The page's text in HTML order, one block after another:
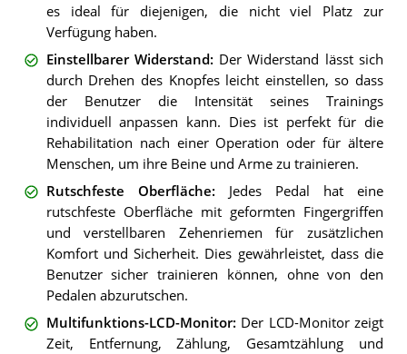
es ideal für diejenigen, die nicht viel Platz zur
Verfügung haben.
Einstellbarer Widerstand: Der Widerstand lässt sich
durch Drehen des Knopfes leicht einstellen, so dass
der Benutzer die Intensität seines Trainings
individuell anpassen kann. Dies ist perfekt für die
Rehabilitation nach einer Operation oder für ältere
Menschen, um ihre Beine und Arme zu trainieren.
Rutschfeste Oberfläche: Jedes Pedal hat eine
rutschfeste Oberfläche mit geformten Fingergriffen
und verstellbaren Zehenriemen für zusätzlichen
Komfort und Sicherheit. Dies gewährleistet, dass die
Benutzer sicher trainieren können, ohne von den
Pedalen abzurutschen.
Multifunktions-LCD-Monitor: Der LCD-Monitor zeigt
Zeit, Entfernung, Zählung, Gesamtzählung und